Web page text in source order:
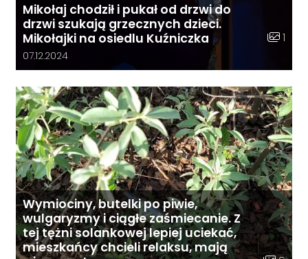
Mikołaj chodził i pukał od drzwi do
drzwi szukają grzecznych dzieci.
Mikołajki na osiedlu Kuźniczka
Liczba
1
Data dodania galerii:
07.12.2024
Wymiociny, butelki po piwie,
wulgaryzmy i ciągłe zaśmiecanie. Z
tej tężni solankowej lepiej uciekać,
mieszkańcy chcieli relaksu, mają